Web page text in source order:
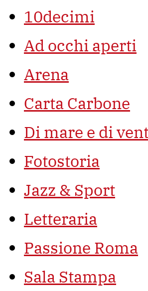
10decimi
Ad occhi aperti
Arena
Carta Carbone
Di mare e di
Fotostoria
Jazz & Sport
Letteraria
Passione Roma
Sala Stampa